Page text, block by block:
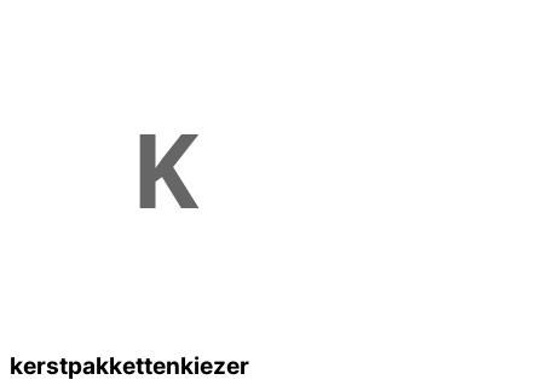
kerstpakkettenkiezer